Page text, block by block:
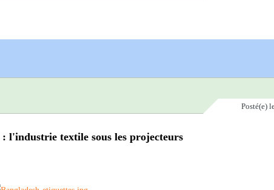
Posté(e)
l'industrie textile sous les projecteurs